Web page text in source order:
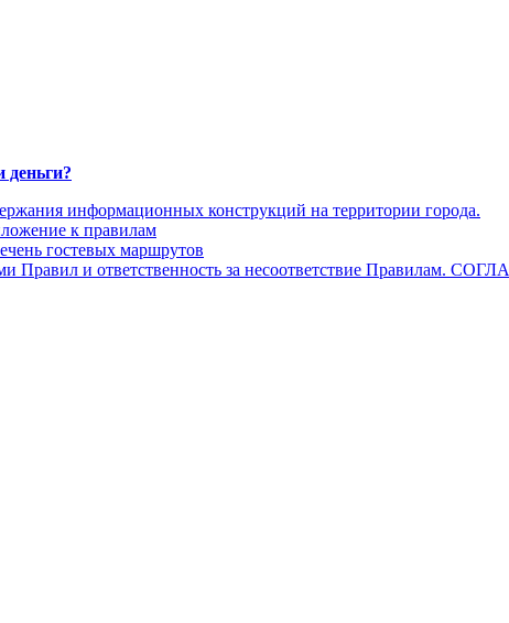
деньги?
информационных конструкций на территории города.
к правилам
гостевых маршрутов
Правил и ответственность за несоответствие Правилам.